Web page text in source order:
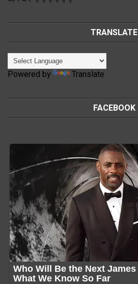
TRANSLATE
Powered by Translate
FACEBOOK